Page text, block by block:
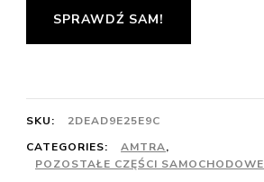
SPRAWDŹ SAM!
SKU:
2DEAD9E25E9C
CATEGORIES:
AMTRA,
POZOSTAŁE CZĘŚCI SAMOCHODOWE